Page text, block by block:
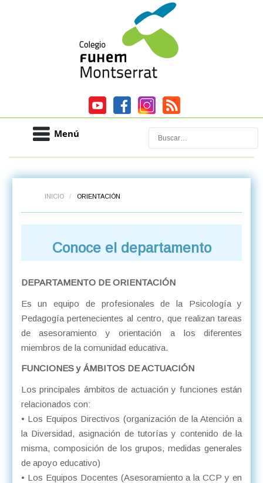
Menú Buscar
INICIO / ORIENTACIÓN
Conoce el departamento
DEPARTAMENTO DE ORIENTACIÓN
Es un equipo de profesionales de la Psicología y
Pedagogía pertenecientes al centro, que realizan tareas
de asesoramiento y orientación a los diferentes
miembros de la comunidad educativa.
FUNCIONES y ÁMBITOS DE ACTUACIÓN
Los principales ámbitos de actuación y funciones están
relacionados con:
• Los Equipos Directivos (organización de la Atención a
la Diversidad, asignación de tutorías y contenido de la
misma, composición de los grupos, medidas generales
de apoyo educativo)
• Los Equipos Docentes (Asesoramiento a la CCP y en